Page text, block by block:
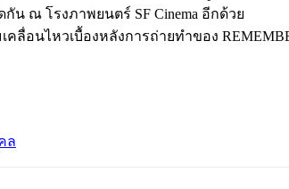
น ณ โรงภาพยนตร์ SF Cinema อีกด้วย
อนไหวเบื้องหลังการถ่ายทำของ
ล